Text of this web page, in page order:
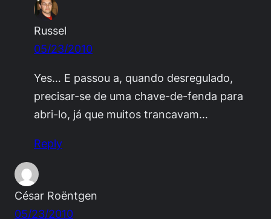
Russel
05/23/2010
Yes… E passou a, quando desregulado,
precisar-se de uma chave-de-fenda para
abri-lo, já que muitos trancavam…
Reply
César Roëntgen
05/23/2010